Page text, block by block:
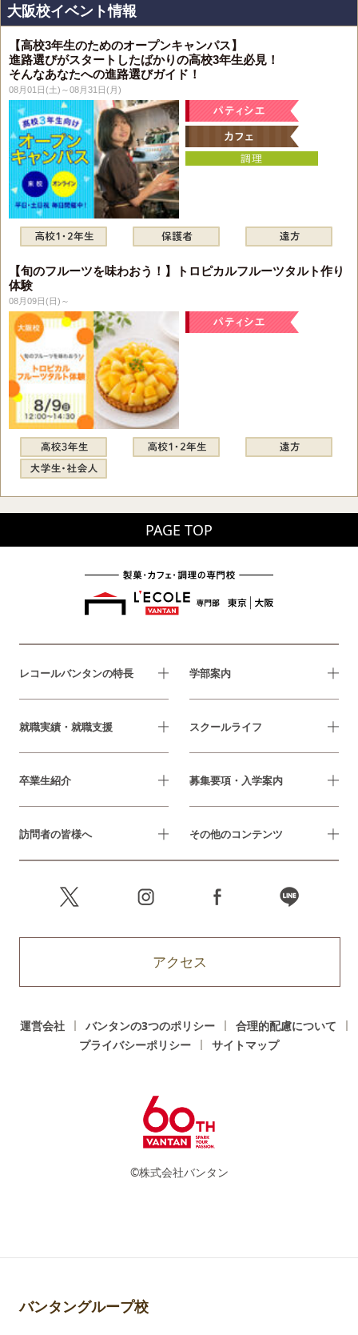
大阪校イベント情報
【高校3年生のためのオープンキャンパス】
進路選びがスタートしたばかりの高校3年生必見！
そんなあなたへの進路選びガイド！
08月01日(土)～08月31日(月)
【旬のフルーツを味わおう！】トロピカルフルーツタルト作り
体験
08月09日(日)～
PAGE TOP
レコールバンタンの特長 学部案内
就職実績・就職支援 スクールライフ
卒業生紹介 募集要項・入学案内
訪問者の皆様へ その他のコンテンツ
アクセス
運営会社 バンタンの3つのポリシー
合理的配慮について
プライバシーポリシー
サイトマップ
©株式会社バンタン
バンタングループ校